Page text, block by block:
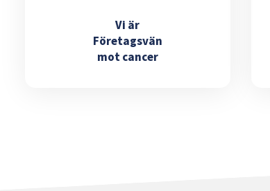
Vi är
Företagsvän
mot cancer